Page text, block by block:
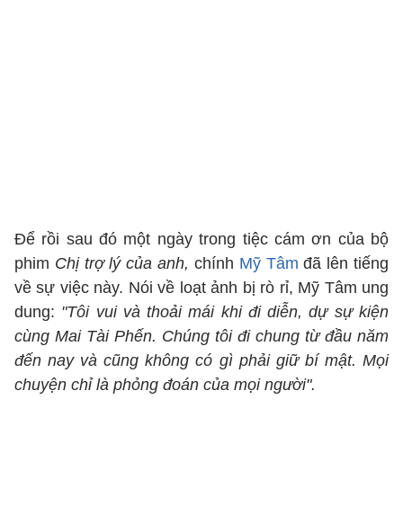
Để rồi sau đó một ngày trong tiệc cám ơn của bộ
phim Chị trợ lý của anh, chính Mỹ Tâm đã lên tiếng
về sự việc này. Nói về loạt ảnh bị rò rỉ, Mỹ Tâm ung
dung: "Tôi vui và thoải mái khi đi diễn, dự sự kiện
cùng Mai Tài Phến. Chúng tôi đi chung từ đầu năm
đến nay và cũng không có gì phải giữ bí mật. Mọi
chuyện chỉ là phỏng đoán của mọi người".